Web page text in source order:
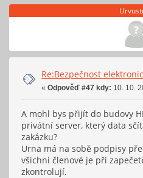
Re:Bezpečnost
« Odpověď #47 kdy: 10. 10.
A mohl bys přijít do budovy
privátní server, který data
zakázku?
Urna má na sobě podpisy
všichni členové je při
zkontrolují.